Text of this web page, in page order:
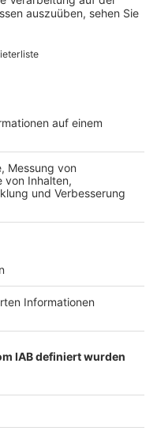
der jetzt
einen Mann im
runter zu schubsen.
E-Mail an
und Erft
Hambach
wieder normal
bis 2040